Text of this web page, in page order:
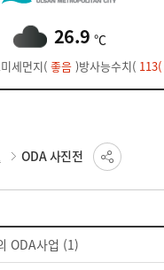
26.9 ℃
세먼지( 좋음)방사능수치(113(
ODA 사진전
ODA사업 (1)